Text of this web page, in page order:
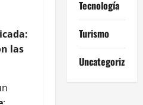
las
Tecnología
Turismo
Uncategorized